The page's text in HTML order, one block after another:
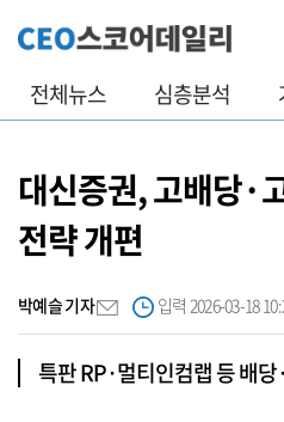
전체뉴스 심층분석
대신증권, 고배당·
전략 개편
박예슬 기자 입력 2026-03-18
특판 RP·멀티인컴랩 등 배